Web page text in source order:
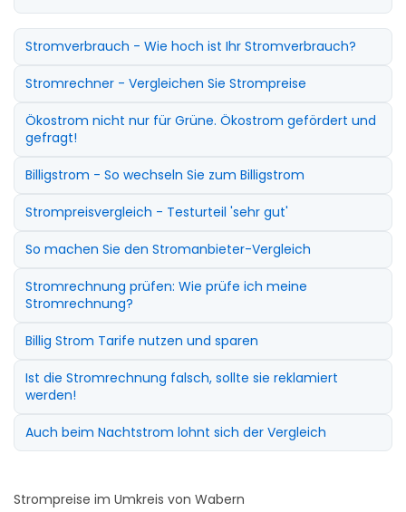
Stromverbrauch - Wie hoch ist Ihr Stromverbrauch?
Stromrechner - Vergleichen Sie Strompreise
Ökostrom nicht nur für Grüne. Ökostrom gefördert und
gefragt!
Billigstrom - So wechseln Sie zum Billigstrom
Strompreisvergleich - Testurteil 'sehr gut'
So machen Sie den Stromanbieter-Vergleich
Stromrechnung prüfen: Wie prüfe ich meine
Stromrechnung?
Billig Strom Tarife nutzen und sparen
Ist die Stromrechnung falsch, sollte sie reklamiert
werden!
Auch beim Nachtstrom lohnt sich der Vergleich
Strompreise im Umkreis von Wabern